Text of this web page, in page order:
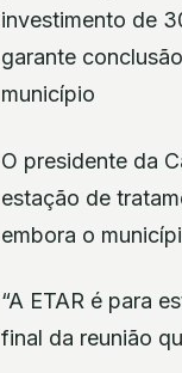
investimento de
garante
município
O presidente da
estação de
embora o
“A ETAR é para
final da reunião